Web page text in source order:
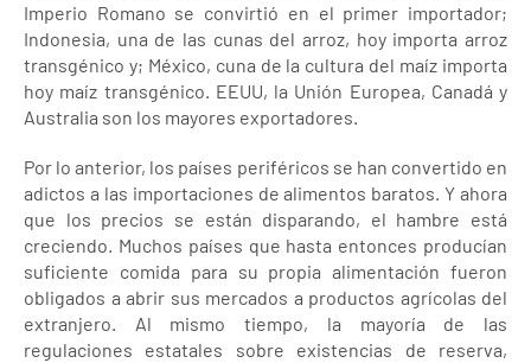
Imperio Romano se convirtió en el primer importador;
Indonesia, una de las cunas del arroz, hoy importa arroz
transgénico y; México, cuna de la cultura del maíz importa
hoy maíz transgénico. EEUU, la Unión Europea, Canadá y
Australia son los mayores exportadores.
Por lo anterior, los países periféricos se han convertido en
adictos a las importaciones de alimentos baratos. Y ahora
que los precios se están disparando, el hambre está
creciendo. Muchos países que hasta entonces producían
suficiente comida para su propia alimentación fueron
obligados a abrir sus mercados a productos agrícolas del
extranjero. Al mismo tiempo, la mayoría de las
regulaciones estatales sobre existencias de reserva,